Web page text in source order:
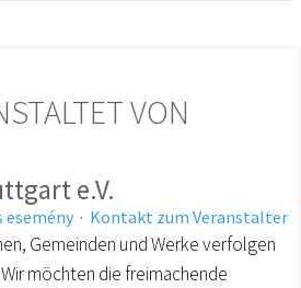
VON
e.V.
esemény · Kontakt zum Veranstalter
Gemeinden und Werke verfolgen
möchten die freimachende